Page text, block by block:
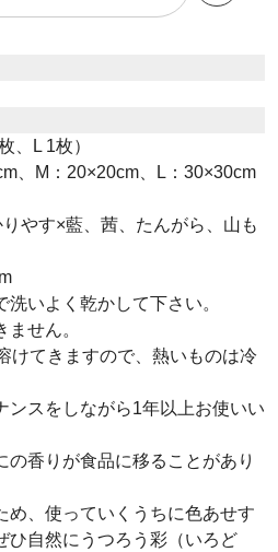
、L 1枚）
、M：20×20cm、L：30×30cm
やす×藍、茜、たんがら、山も
いよく乾かして下さい。
せん。
けてきますので、熱いものは冷
スをしながら1年以上お使いい
香りが食品に移ることがあり
、使っていくうちに色あせす
ひ自然にうつろう彩（いろど